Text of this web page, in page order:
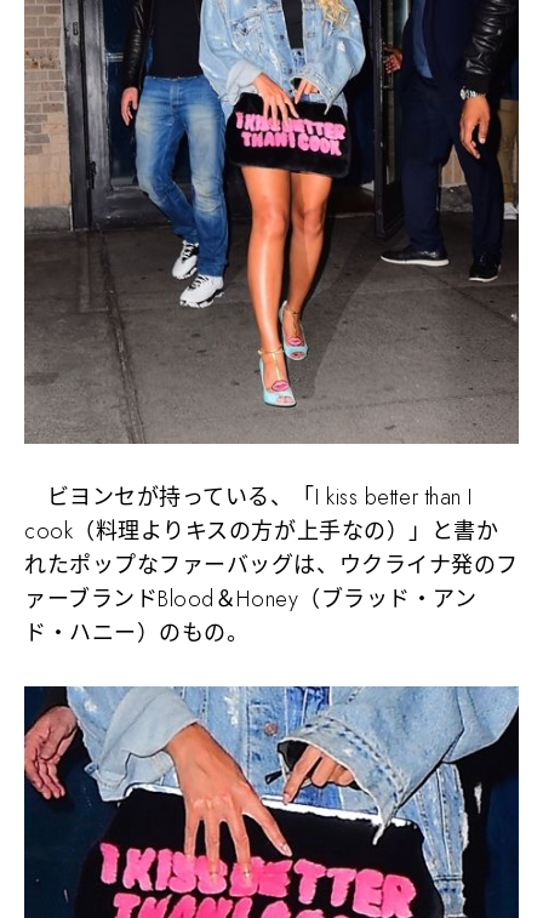
ビヨンセが持っている、「I kiss better than I
cook（料理よりキスの方が上手なの）」と書か
れたポップなファーバッグは、ウクライナ発のフ
ァーブランドBlood＆Honey（ブラッド・アン
ド・ハニー）のもの。